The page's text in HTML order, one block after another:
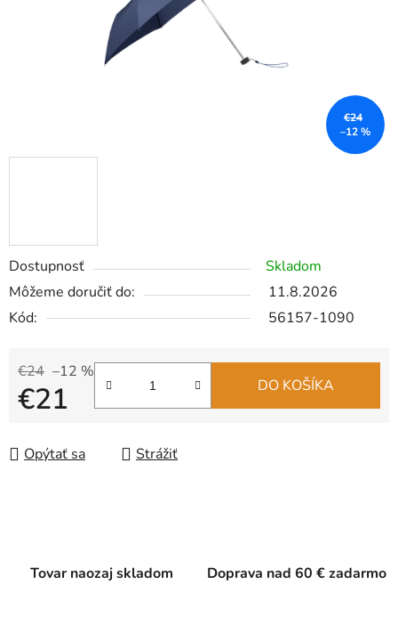
Dostupnosť
Skladom
Môžeme doručiť do:
11.8.2026
Kód:
56157-1090
€24 –12 %
€21 DO KOŠÍKA
Opýtať sa Strážiť
€24
–12 %
Tovar naozaj skladom Doprava nad 60 € zadarmo